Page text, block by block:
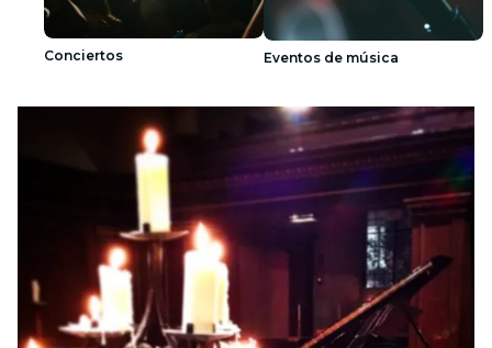
Conciertos Eventos de música